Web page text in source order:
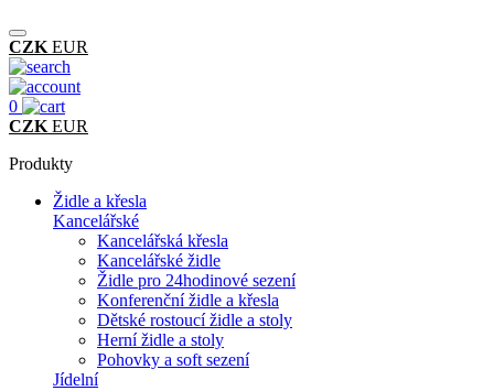
CZK EUR
0
CZK EUR
Produkty
Židle a křesla
Kancelářské
Kancelářská křesla
Kancelářské židle
Židle pro 24hodinové sezení
Konferenční židle a křesla
Dětské rostoucí židle a stoly
Herní židle a stoly
Pohovky a soft sezení
Jídelní